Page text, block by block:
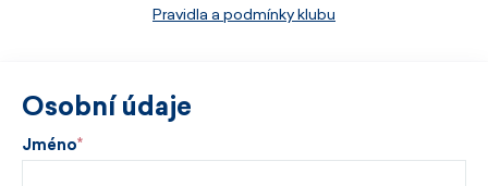
Pravidla a podmínky klubu
Osobní údaje
Jméno